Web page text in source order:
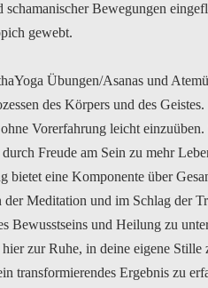
schamanischer Bewegungen
gewebt.
Übungen/Asanas und
des Körpers und des
Vorerfahrung leicht
Freude am Sein zu mehr
bietet eine Komponente über
der Meditation und im Schlag der
Bewusstseins und Heilung zu
zur Ruhe, in deine eigene
transformierendes Ergebnis zu